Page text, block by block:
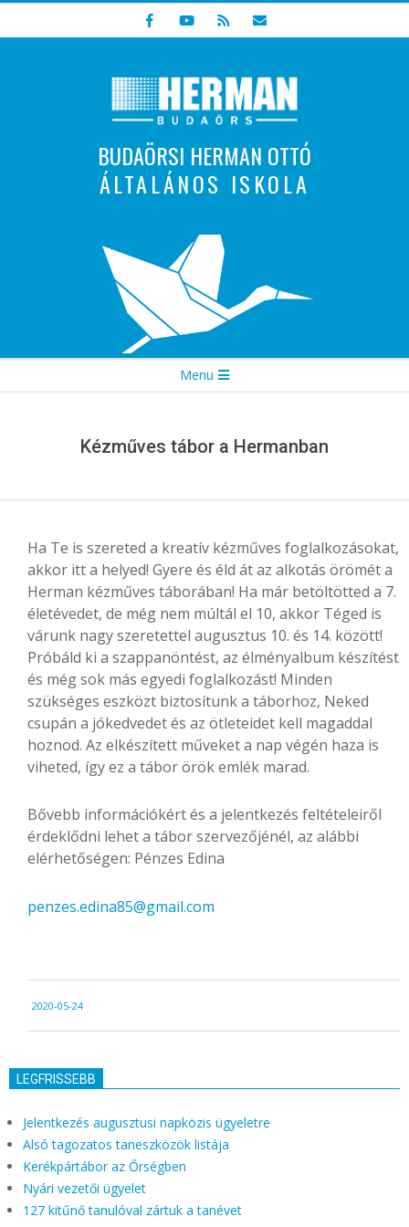
to
BUDAÖRSI HERMAN OTTÓ
ÁLTALÁNOS ISKOLA
Indulunk! Hamarosan újraindul oldalunk!
Menu
Kézműves tábor a Hermanban
Ha Te is szereted a kreatív kézműves foglalkozásokat,
akkor itt a helyed! Gyere és éld át az alkotás örömét a
Herman kézműves táborában! Ha már betöltötted a 7.
életévedet, de még nem múltál el 10, akkor Téged is
várunk nagy szeretettel augusztus 10. és 14. között!
Próbáld ki a szappanöntést, az élményalbum készítést
és még sok más egyedi foglalkozást! Minden
szükséges eszközt biztosítunk a táborhoz, Neked
csupán a jókedvedet és az ötleteidet kell magaddal
hoznod. Az elkészített műveket a nap végén haza is
viheted, így ez a tábor örök emlék marad.
Bővebb információkért és a jelentkezés feltételeiről
érdeklődni lehet a tábor szervezőjénél, az alábbi
elérhetőségen: Pénzes Edina
penzes.edina85@gmail.com
05-
24
2020-05-24
LEGFRISSEBB
Jelentkezés augusztusi napközis ügyeletre
Alsó tagozatos taneszközök listája
Kerékpártábor az Őrségben
Nyári vezetői ügyelet
127 kitűnő tanulóval zártuk a tanévet